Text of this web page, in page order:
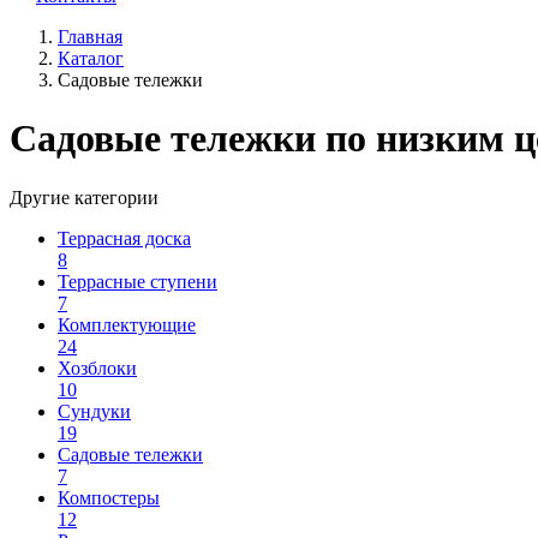
Главная
Каталог
Садовые тележки
Садовые тележки по низким
Другие категории
Террасная доска
8
Террасные ступени
7
Комплектующие
24
Хозблоки
10
Сундуки
19
Садовые тележки
7
Компостеры
12